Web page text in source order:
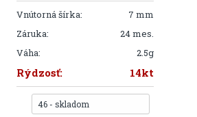
Vnútorná šírka:
7 mm
Záruka:
24 mes.
Váha:
2.5g
Rýdzosť: 14kt
46 - skladom